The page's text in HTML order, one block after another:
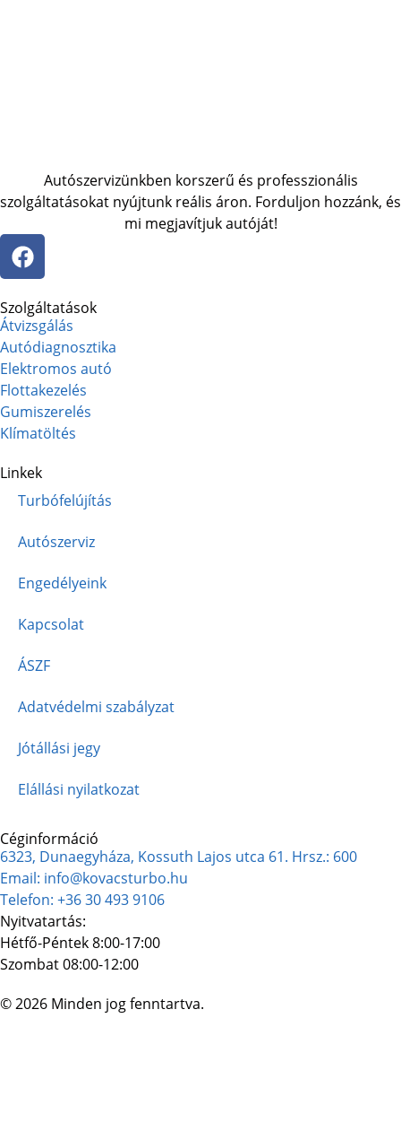
Autószervizünkben korszerű és professzionális
szolgáltatásokat nyújtunk reális áron. Forduljon hozzánk, és
mi megjavítjuk autóját!
Szolgáltatások
Átvizsgálás
Autódiagnosztika
Elektromos autó
Flottakezelés
Gumiszerelés
Klímatöltés
Linkek
Turbófelújítás
Autószerviz
Engedélyeink
Kapcsolat
ÁSZF
Adatvédelmi szabályzat
Jótállási jegy
Elállási nyilatkozat
Céginformáció
6323, Dunaegyháza, Kossuth Lajos utca 61. Hrsz.: 600
Email: info@kovacsturbo.hu
Telefon: +36 30 493 9106
Nyitvatartás:
Hétfő-Péntek 8:00-17:00
Szombat 08:00-12:00
© 2026 Minden jog fenntartva.